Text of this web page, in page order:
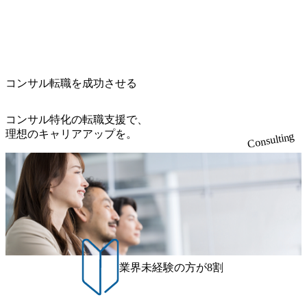
ルティング領域)から参画いただきます。 課題選定から顧客
だきます。 アジャイル開発を通じて顧客の要望や提案を柔
軟に取り入れながら改善サイクルを回すため、ご自身の提
案がサービスに直接反映されやすく、高い貢献度を実感で
きます。 ● 勤務地 東京都渋谷区渋谷3丁目6-7 渋谷金王タワ
ー 事業所内禁煙(入居する施設に喫煙専用室あり) ・就業規
則により就業時間内の喫煙を全面的に禁止 ・禁煙サポート
制度あり オンライン ● 必須要件 以下いずれかのご経験をお
持ちの方 ・システム・ソフトウェア開発経験3年以上 ・要
件定義～基本設計など上流経験2年以上 ・PMO経験2年以上
● 歓迎要件 ・要件定義から詳細設計までのいずれかの上流
工程の経験 ・サブリーダー以上のマネジメント経験 ・お客
様との折衝経験、交渉経験 ・組織課題に対して主体的に業
務改善に取り組まれたご経験 ・アジャイル/スクラムへの興
職率も21.8%（2023年12月時点）とフレキシブルな働き方を
③12時開始 2026年8月10日(月) 16:00 各回50分程度を想定 オ
ンライン 書類選考通過者
ンサルティング会社となり、今後も成長性が大きくみられ
社時に10日間の間みっちりとコンサルの基礎を支援)を魅力
に感じ、他Big4ではなくアビームを選ぶ方も多数 アビーム
といえばSAPをはじめとしたシステム、とイメージされる
こともあるが実態としては経営戦略策定や新規事業立案な
どのトップラインを上げるための戦略案件も多く存在 特に
スポーツ&エンターテイメント領域ではBig4に先んじて注力
し、業界内で大きな存在感を誇る 社員の多様化する生活ス
タイルやライフイベントに対応した働きやすい職場環境を
実現するため、さまざまなサポート制度を導入している 多
文化理解や女性の活躍推進などの取り組み、また、フレッ
クス制度やフリーロケーション制度、フルリモート制度な
どの多様な働き方をサポートする制度が整備されている 202
6年8月23日(日) 9:00～18:00終了 2026年8月12日(水) 16:00 202
外オフィスへのトランスファー制度などが充実している。
東京オフィスに来るグローバルメンバーも多く、グローバ
れており、これまで多くのNPO・NGOなどの非営利団体に
無償でコンサルティングを提供している。 2026年8月29日
(土) の対面Kick-offイベントを皮切りに1か月程度のプログラ
ム ※初回プログラム : 8月29日(土)10:00～13:30 2026年8月12
日(水) 16:00 Bain & Company Tokyoでは、「Tokyo Be Bold Pr
ogram (女性候補者向け選考支援プログラム)」を実施いたし
ます。クライアントに斬新なソリューションを提供し、複
雑な経営課題を解決するために、チームのダイバーシティ
は欠かせません。是非、ユニークな視点と高い志を持つ女
性の皆様に多数ご参画頂きたいと考え、プログラムを開催
性はどのように活躍をしているのか」、「ケース面接の経
験がなく対策の仕方が知りたい」などのお声をたくさんい
コンサル転職を成功させる
コンサル特化の転職支援で、
理想のキャリアアップを。
Consulting
業界未経験の方が8割